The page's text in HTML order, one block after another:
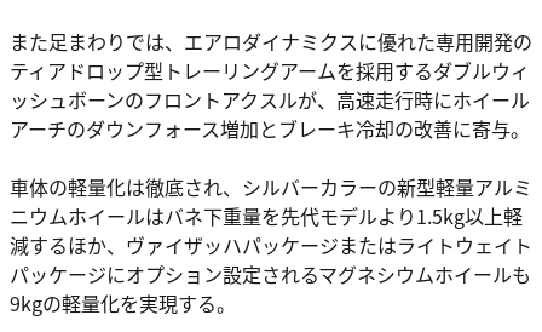
また足まわりでは、エアロダイナミクスに優れた専用開発の
ティアドロップ型トレーリングアームを採用するダブルウィ
ッシュボーンのフロントアクスルが、高速走行時にホイール
アーチのダウンフォース増加とブレーキ冷却の改善に寄与。
車体の軽量化は徹底され、シルバーカラーの新型軽量アルミ
ニウムホイールはバネ下重量を先代モデルより1.5kg以上軽
減するほか、ヴァイザッハパッケージまたはライトウェイト
パッケージにオプション設定されるマグネシウムホイールも
9kgの軽量化を実現する。